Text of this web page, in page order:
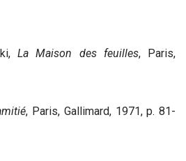
La Maison des feuilles, Paris,
, Paris, Gallimard, 1971, p. 81-